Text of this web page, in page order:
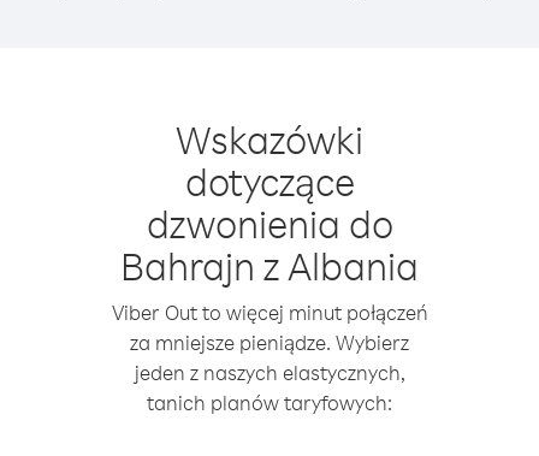
Wskazówki
dotyczące
dzwonienia do
Bahrajn z Albania
Viber Out to więcej minut połączeń
za mniejsze pieniądze. Wybierz
jeden z naszych elastycznych,
tanich planów taryfowych: